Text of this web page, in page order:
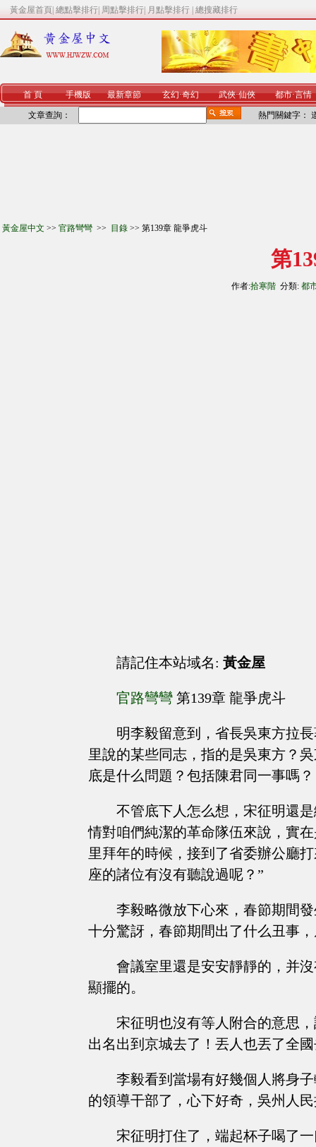
黃金屋首頁 總點擊排行 周點擊排行 月點擊排行 總搜藏排行
首 頁 手機版 最新章節 玄幻·奇幻 武俠·仙俠 都市·言情
文章查詢： 熱門關鍵字：
黃金屋中文 >> 官路彎彎 >> 目錄 >> 第139章 龍爭虎斗
第
作者:拾寒階 分類: 都
請記住本站域名: 黃金屋
官路彎彎 第139章 龍爭虎斗
明李毅留意到，省長吳東方拉
里說的某些同志，指的是吳東方？
底是什么問題？包括陳君同一事嗎？
不管底下人怎么想，宋征明還
情對咱們純潔的革命隊伍來說，實
里拜年的時候，接到了省委辦公廳
座的諸位有沒有聽說過呢？”
李毅略微放下心來，春節期間
十分驚訝，春節期間出了什么丑事
會議室里還是安安靜靜的，并
顯擺的。
宋征明也沒有等人附合的意思
出名出到京城去了！丟人也丟了全
李毅看到當場有好幾個人將身
的領導干部了，心下好奇，吳州人
宋征明打住了，端起杯子喝了